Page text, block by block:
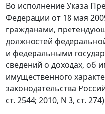
Во исполнение Указа
Федерации от 18 мая
гражданами,
должностей
и федеральными
сведений о доходах, об
имущественного
законодательства
ст. 2544; 2010, N 3, ст.